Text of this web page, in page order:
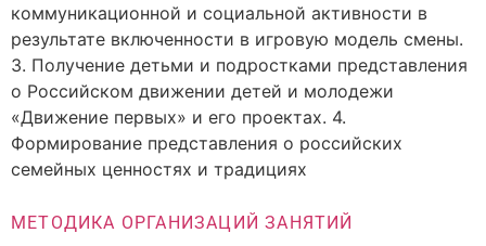
коммуникационной и социальной активности в
результате включенности в игровую модель смены.
3. Получение детьми и подростками представления
о Российском движении детей и молодежи
«Движение первых» и его проектах. 4.
Формирование представления о российских
семейных ценностях и традициях
МЕТОДИКА ОРГАНИЗАЦИЙ ЗАНЯТИЙ